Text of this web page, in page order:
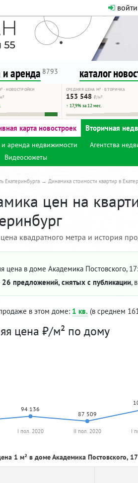
нормальная.
ресурсу, как он
аренда 8793 каталог
· НОВОСТРОЙКИ СРЕДНЯЯ ЦЕНА М² · ВТОРИЧКА
153 548 ₽/м²
↑ 17,9% за 12 мес.
карта новостроек Вторичная
аренда недвижимости Агентства
Видеосюжеты
Екатеринбурга Динамика стоимости квартир в
цен на
квадратного метра и история
цена в доме Академика Постовского, 17:
26 предложений, снятых с публикации,
в этом доме: 1 кв. (в среднем
цена ₽/м² по дому
94 136
87 509
I пол. 2020 II пол. 2020 I
1 м² в доме Академика Постовского,